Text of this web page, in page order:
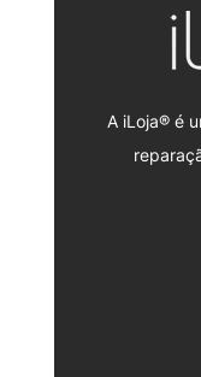
A iLoja® é